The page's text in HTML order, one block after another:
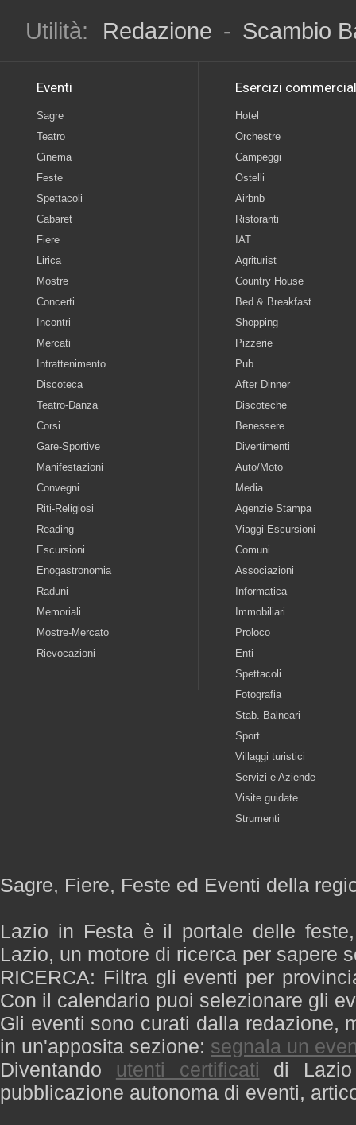
Utilità:
Redazione - Scambio
Eventi
Sagre
Teatro
Cinema
Feste
Spettacoli
Cabaret
Fiere
Lirica
Mostre
Concerti
Incontri
Mercati
Intrattenimento
Discoteca
Teatro-Danza
Corsi
Gare-Sportive
Manifestazioni
Convegni
Riti-Religiosi
Reading
Escursioni
Enogastronomia
Raduni
Memoriali
Mostre-Mercato
Rievocazioni
Esercizi
Hotel
Orchestre
Campeggi
Ostelli
Airbnb
Ristoranti
IAT
Agriturist
Country House
Bed & Breakfast
Shopping
Pizzerie
Pub
After Dinner
Discoteche
Benessere
Divertimenti
Auto/Moto
Media
Agenzie Stampa
Viaggi Escursioni
Comuni
Associazioni
Informatica
Immobiliari
Proloco
Enti
Spettacoli
Fotografia
Stab. Balneari
Sport
Villaggi turistici
Servizi e Aziende
Visite guidate
Strumenti
Sagre, Fiere, Feste ed Eventi della
Lazio in Festa è il portale delle
Lazio, un motore di ricerca per sapere
RICERCA: Filtra gli eventi per
Con il calendario puoi selezionare gli
Gli eventi sono curati dalla redazione,
in un'apposita sezione: segnala un
Diventando utenti certificati di
pubblicazione autonoma di eventi,